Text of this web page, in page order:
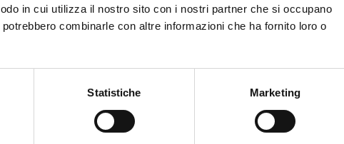
in cui utilizza il nostro sito con i nostri partner che si occupano
combinarle con altre informazioni che ha fornito loro o
Statistiche Marketing